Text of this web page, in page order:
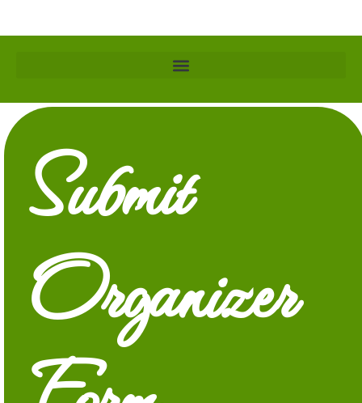
Submit
Organizer